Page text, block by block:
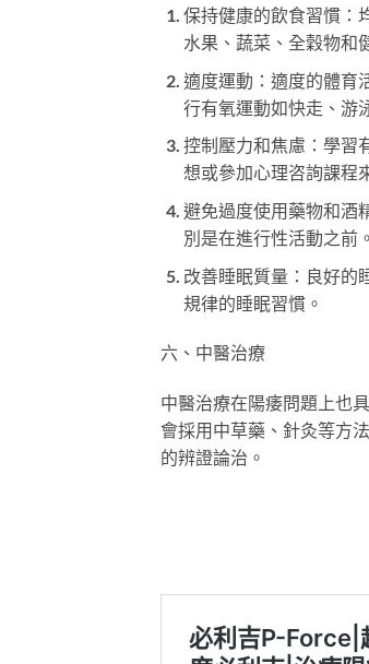
保持健康的飲食習慣：
水果、蔬菜、全穀物和
適度運動：適度的體育
行有氧運動如快走、游
控制壓力和焦慮：學習
想或參加心理咨詢課程
避免過度使用藥物和酒
別是在進行性活動之前。
改善睡眠質量：良好的
規律的睡眠習慣。
六、中醫治療
中醫治療在陽痿問題上也
會採用中草藥、針灸等方
的辨證論治。